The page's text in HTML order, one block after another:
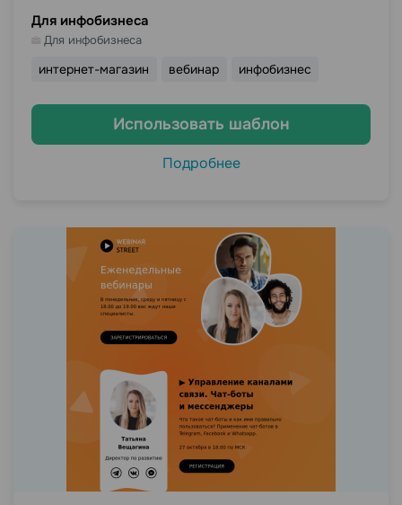
Для инфобизнеса
Для инфобизнеса
интернет-магазин вебинар инфобизнес
Использовать шаблон
Подробнее